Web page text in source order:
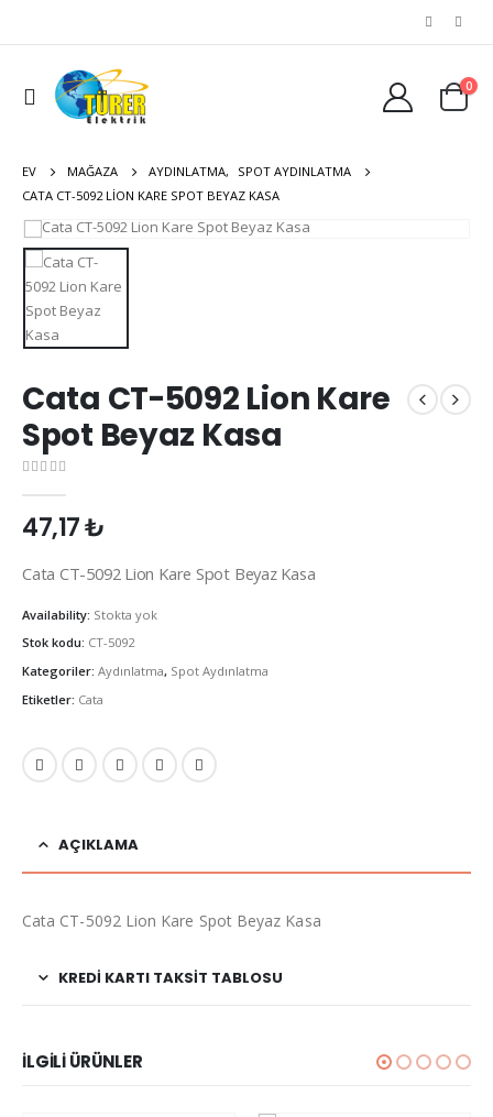
0
EV MAĞAZA AYDINLATMA,
SPOT AYDINLATMA
CATA CT-5092 LION KARE SPOT BEYAZ KASA
Cata CT-5092 Lion Kare
Spot Beyaz Kasa
47,17₺
Cata CT-5092 Lion Kare Spot Beyaz Kasa
Availability: Stokta yok
Stok kodu: CT-5092
Kategoriler: Aydınlatma, Spot Aydınlatma
Etiketler: Cata
AÇIKLAMA
Cata CT-5092 Lion Kare Spot Beyaz Kasa
KREDI KARTI TAKSIT TABLOSU
İLGILI ÜRÜNLER